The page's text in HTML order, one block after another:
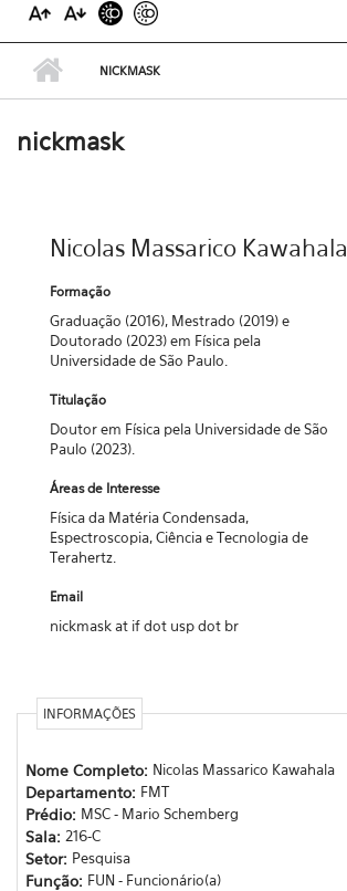
NICKMASK
nickmask
Nicolas Massarico Kawahala
Formação
Graduação (2016), Mestrado (2019) e
Doutorado (2023) em Física pela
Universidade de São Paulo.
Titulação
Doutor em Física pela Universidade de São
Paulo (2023).
Áreas de Interesse
Física da Matéria Condensada,
Espectroscopia, Ciência e Tecnologia de
Terahertz.
Email
nickmask at if dot usp dot br
INFORMAÇÕES
Nome Completo: Nicolas Massarico Kawahala
Departamento: FMT
Prédio: MSC - Mario Schemberg
Sala: 216-C
Setor: Pesquisa
Função: FUN - Funcionário(a)